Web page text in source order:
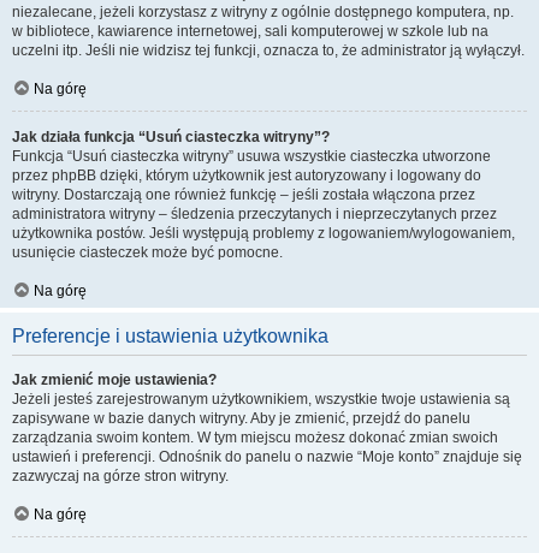
niezalecane, jeżeli korzystasz z witryny z ogólnie dostępnego komputera, np.
w bibliotece, kawiarence internetowej, sali komputerowej w szkole lub na
uczelni itp. Jeśli nie widzisz tej funkcji, oznacza to, że administrator ją wyłączył.
Na górę
Jak działa funkcja “Usuń ciasteczka witryny”?
Funkcja “Usuń ciasteczka witryny” usuwa wszystkie ciasteczka utworzone
przez phpBB dzięki, którym użytkownik jest autoryzowany i logowany do
witryny. Dostarczają one również funkcję – jeśli została włączona przez
administratora witryny – śledzenia przeczytanych i nieprzeczytanych przez
użytkownika postów. Jeśli występują problemy z logowaniem/wylogowaniem,
usunięcie ciasteczek może być pomocne.
Na górę
Preferencje i ustawienia użytkownika
Jak zmienić moje ustawienia?
Jeżeli jesteś zarejestrowanym użytkownikiem, wszystkie twoje ustawienia są
zapisywane w bazie danych witryny. Aby je zmienić, przejdź do panelu
zarządzania swoim kontem. W tym miejscu możesz dokonać zmian swoich
ustawień i preferencji. Odnośnik do panelu o nazwie “Moje konto” znajduje się
zazwyczaj na górze stron witryny.
Na górę